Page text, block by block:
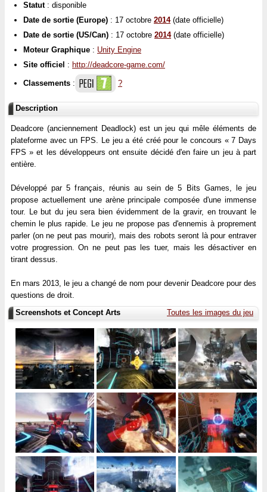
Statut: disponible
Date de sortie (Europe) : 17 octobre 2014(date officielle)
Date de sortie (US/Can) : 17 octobre 2014(date officielle)
Moteur Graphique : Unity Engine
Site officiel : http://deadcore-game.com/
Classements : ?
Description
Deadcore (anciennement Deadlock) est un jeu qui mêle éléments de
plateforme avec un FPS. Le jeu a été créé pour le concours « 7 Days
FPS » et les développeurs ont ensuite décidé d'en faire un jeu à part
entière.
Développé par 5 français, réunis au sein de 5 Bits Games, le jeu
propose actuellement une arène principale composée d'une immense
tour. Le but du jeu sera bien évidemment de la gravir, en trouvant le
chemin le plus rapide. Le jeu ne propose pas d'ennemis à proprement
parler (on ne peut pas mourir), mais des robots seront là pour entraver
votre progression. On ne peut pas les tuer, mais les désactiver en
tirant dessus.
En mars 2013, le jeu a changé de nom pour devenir Deadcore pour des
questions de droit.
Toutes les images du jeu
Screenshots et Concept Arts